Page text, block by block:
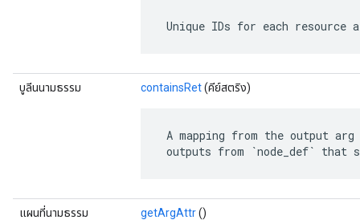
Unique IDs for each resource
บูลีนนามธรรม containsRet(คีย์สตริง)
A mapping from the output
outputs from `node_def` that
แผนที่นามธรรม
getArgAttr()